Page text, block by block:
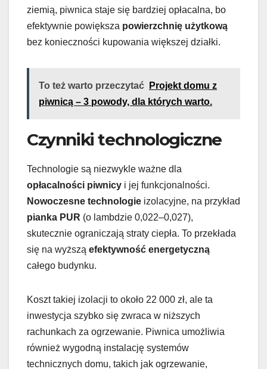
ziemią, piwnica staje się bardziej opłacalna, bo
efektywnie powiększa powierzchnię użytkową
bez konieczności kupowania większej działki.
To też warto przeczytać
Projekt domu z
piwnicą – 3 powody, dla których warto.
Czynniki technologiczne
Technologie są niezwykle ważne dla
opłacalności piwnicy i jej funkcjonalności.
Nowoczesne technologie izolacyjne, na przykład
pianka PUR (o lambdzie 0,022–0,027),
skutecznie ograniczają straty ciepła. To przekłada
się na wyższą efektywność energetyczną
całego budynku.
Koszt takiej izolacji to około 22 000 zł, ale ta
inwestycja szybko się zwraca w niższych
rachunkach za ogrzewanie. Piwnica umożliwia
również wygodną instalację systemów
technicznych domu, takich jak ogrzewanie,